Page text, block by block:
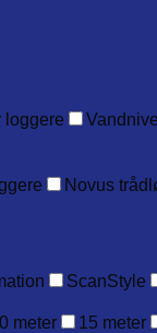
loggere
Novus
ScanStyle
meter 15 meter